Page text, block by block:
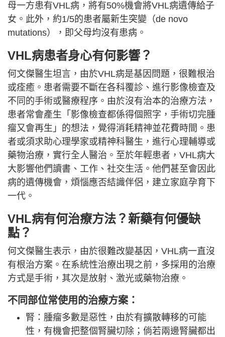
母一方患有VHL病，將有50%機會將VHL病遺傳給子
女。此外，約1/5的患者屬新生突變（de novo
mutations），即父母均沒有患病。
VHL病患者身心有何影響？
何文傑醫生坦言，由於VHL病是基因問題，很難根治
或痊癒。患者需要不斷在各科覆診、進行影像檢查及
不同的手術或醫療程序。由於沒有治本的治療方法，
患者常會產生「影像檢查都係得個照字，手術切完腫
瘤又會再生」的想法，覺得消耗精神並花費時間。患
者或須求助心理學家或精神科醫生，進行心理輔導或
藥物治療，實行全人醫治。至於年輕患者，VHL病大
大影響他們讀書、工作、社交生活。他們甚至會因此
病的遺傳機會，煩惱應否結識伴侶，建立家庭孕育下
一代。
VHL病有何治療方法？新藥有何優缺
點？
何文傑醫生表示，由於很難改變基因，VHL病一直沒
有根治方案。在系統性治療出現之前，多採用的治療
方式是手術，其次是放射、激光或藥物治療。
不同部位常使用的治療方案：
腎：腫瘤多數是惡性，由於有擴散轉移的可能
性，有機會把整個腎臟切除；倘若兩邊腎臟都出